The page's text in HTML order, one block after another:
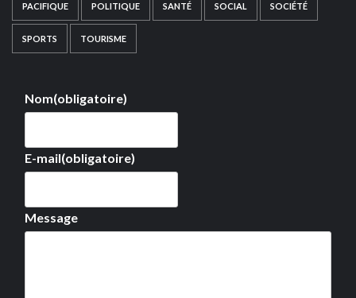
PACIFIQUE POLITIQUE SANTÉ SOCIAL SOCIÉTÉ
SPORTS TOURISME
Nom(obligatoire)
E-mail(obligatoire)
Message